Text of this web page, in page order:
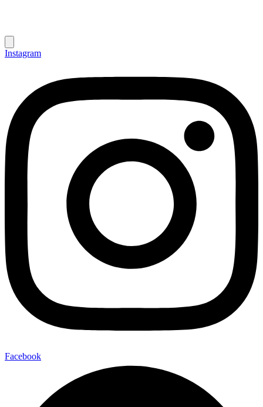
Instagram
Facebook